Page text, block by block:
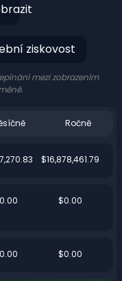
ziskovost
mezi zobrazením
Ročně
$16,878,461.79
$0.00
$0.00